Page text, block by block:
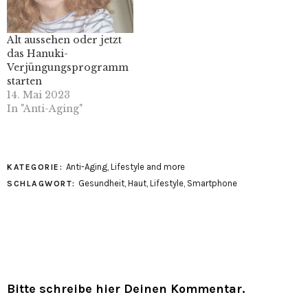
Alt aussehen oder jetzt
das Hanuki-
Verjüngungsprogramm
starten
14. Mai 2023
In "Anti-Aging"
KATEGORIE: Anti-Aging, Lifestyle and more
SCHLAGWORT: Gesundheit Haut Lifestyle Smartphone
Bitte schreibe hier Deinen Kommentar.